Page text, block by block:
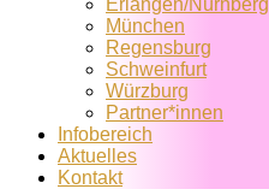
Erlangen/Nürnberg
München
Regensburg
Schweinfurt
Würzburg
Partner*innen
Infobereich
Aktuelles
Kontakt